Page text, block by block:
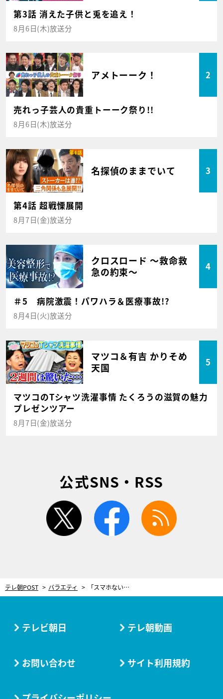
第3話 消えた子供と兎を追え！
8月6日(木)放送分
アメトーーク！ 2
売れっ子芸人の貴重トーーク祭り!!
8月6日(木)放送分
名探偵のままでいて 3
第4話 超戦慄展開
8月7日(金)放送分
クロスロード ～救命救
急の約束～
4
＃5 病院激震！パワハラ＆医療事故!?
8月4日(火)放送分
マツコ＆有吉 かりそめ
天国
5
マツコのTシャツ洗濯事情 たくろうの滋賀の魅力
プレゼンツアー
8月7日(金)放送分
公式SNS・RSS
twitter facebook
テレ朝POST バラエティ 「スマホないってこういうことなんだな…」近くにいるのに出会えない2人が切なすぎる
テレビ朝日 テレ朝動画
お問い合わせ サイト利用規約